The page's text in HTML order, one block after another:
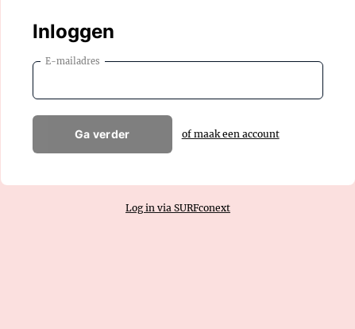
Inloggen
E-mailadres
Ga verder of maak een account
Log in via SURFconext